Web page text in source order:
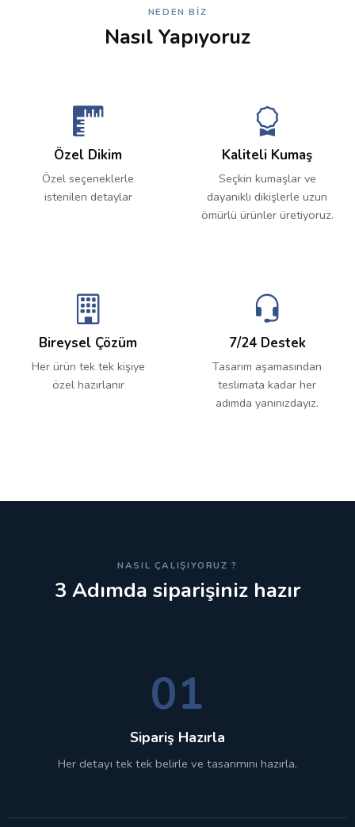
NEDEN BIZ
Nasıl Yapıyoruz
Özel Dikim
Özel seçeneklerle
istenilen detaylar
Kaliteli Kumaş
Seçkin kumaşlar ve
dayanıklı dikişlerle uzun
ömürlü ürünler üretiyoruz.
Bireysel Çözüm
Her ürün tek tek kişiye
özel hazırlanır
7/24 Destek
Tasarım aşamasından
teslimata kadar her
adımda yanınızdayız.
NASIL ÇALIŞIYORUZ ?
3 Adımda siparişiniz hazır
01
Sipariş Hazırla
Her detayı tek tek belirle ve tasarımını hazırla.